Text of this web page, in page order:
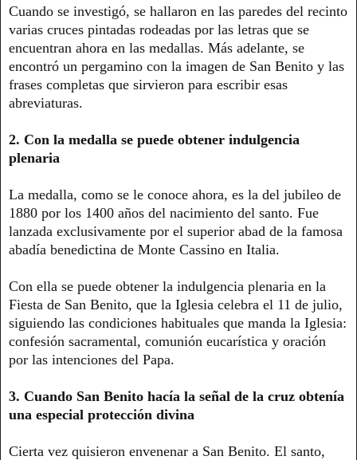
Cuando se investigó, se hallaron en las paredes del recinto
varias cruces pintadas rodeadas por las letras que se
encuentran ahora en las medallas. Más adelante, se
encontró un pergamino con la imagen de San Benito y las
frases completas que sirvieron para escribir esas
abreviaturas.
2. Con la medalla se puede obtener indulgencia
plenaria
La medalla, como se le conoce ahora, es la del jubileo de
1880 por los 1400 años del nacimiento del santo. Fue
lanzada exclusivamente por el superior abad de la famosa
abadía benedictina de Monte Cassino en Italia.
Con ella se puede obtener la indulgencia plenaria en la
Fiesta de San Benito, que la Iglesia celebra el 11 de julio,
siguiendo las condiciones habituales que manda la Iglesia:
confesión sacramental, comunión eucarística y oración
por las intenciones del Papa.
3. Cuando San Benito hacía la señal de la cruz obtenía
una especial protección divina
Cierta vez quisieron envenenar a San Benito. El santo,